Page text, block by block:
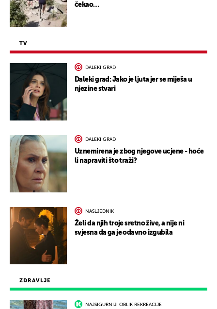
ZDRAVLJE
NAJSIGURNIJI OBLIK REKREACIJE
čekao…
TV
DALEKI GRAD
Daleki grad: Jako je ljuta jer se miješa u
njezine stvari
DALEKI GRAD
Uznemirena je zbog njegove ucjene - hoće
li napraviti što traži?
NASLJEDNIK
Želi da njih troje sretno žive, a nije ni
svjesna da ga je odavno izgubila